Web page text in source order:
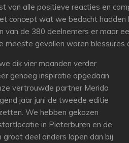
van alle positieve reacties en
concept wat we bedacht hadden
van de 380 deelnemers er maar
meeste gevallen waren
dik vier maanden verder
genoeg inspiratie opgedaan
vertrouwde partner Merida
jaar juni de tweede editie
We hebben gekozen
in Pieterburen en de
groot deel anders lopen dan bij